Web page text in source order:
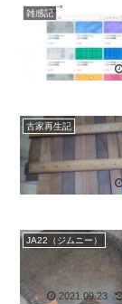
雑感記
古家再生記
JA22（ジムニー）
2021.09.23